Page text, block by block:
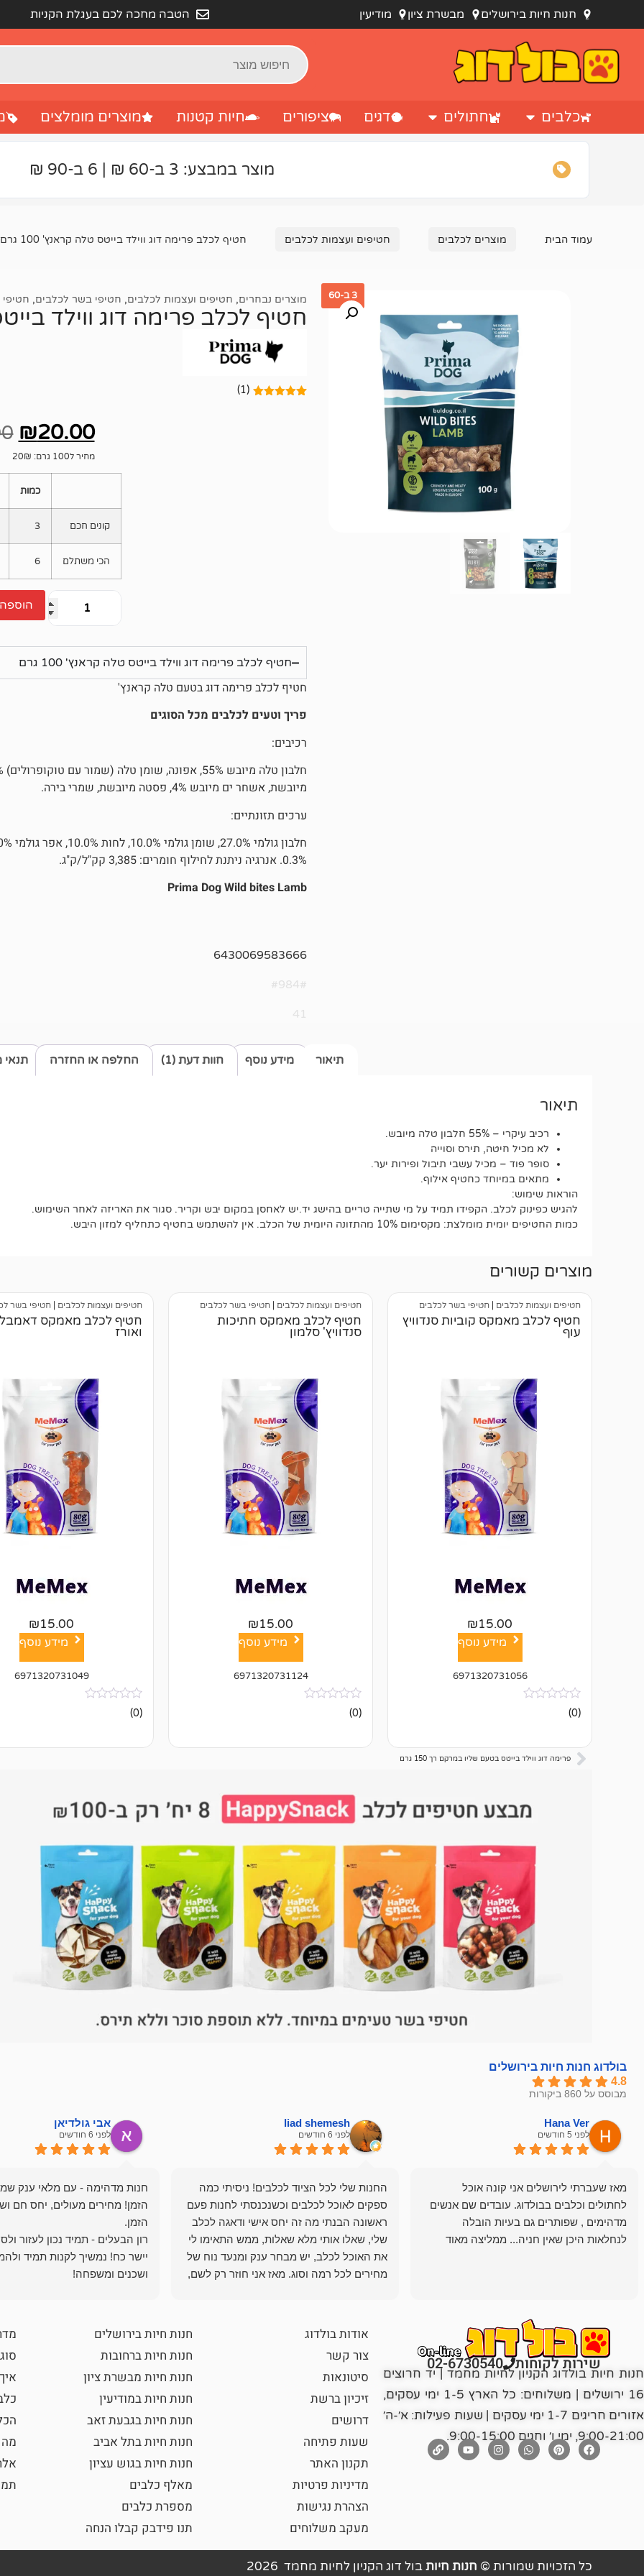
חנות חיות בירושלים מבשרת ציון מודיעין הטבה מחכה לכם בעגלת הקניות
כלבים חתולים דגים ציפורים חיות קטנות מוצרים מומלצים
מוצר במבצע: 3 ב-60 ₪ | 6 ב-90 ₪
עמוד הבית מוצרים לכלבים חטיפים ועצמות לכלבים חטיף לכלב פרימה דוג ווילד בייטס טלה קראנץ' 100 גרם
3 ב-60 מוצרים נבחרים, חטיפים ועצמות לכלבים, חטיפי בשר לכלבים,
חטיף לכלב פרימה דוג ווילד בייטס
(1)
₪20.00
מחיר ל100 גרם: 20₪
כמות
קונים חכם 3
הכי משתלם 6
חטיף לכלב פרימה דוג ווילד בייטס טלה קראנץ' 100 גרם
חטיף לכלב פרימה דוג בטעם טלה קראנץ'
פריך וטעים לכלבים מכל הסוגים
רכיבים:
מיובשת, אשחר ים מיובש 4%, פסטה מיובשת, שמרי בירה.
ערכים תזונתיים:
0.3%. אנרגיה ניתנת לחילוף חומרים: 3,385 קק"ל/ק"ג.
Prima Dog Wild bites Lamb
6430069583666
#984#
41
תיאור מידע נוסף חוות דעת (1) החלפה או החזרה
תיאור
רכיב עיקרי – 55% חלבון טלה מיובש.
לא מכיל חיטה, תירס וסוייה
סופר פוד – מכיל עשבי תיבול ופירות יער.
מתאים במיוחד כחטיף אילוף.
הוראות שימוש:
להגיש כפינוק לכלב. הקפידו תמיד על מי שתייה טריים בהישג יד.יש לאחסן במקום יבש וקריר. סגור את האריזה לאחר השימוש.
כמות החטיפים יומית מומלצת: מקסימום 10% מהתזונה היומית של הכלב. אין להשתמש בחטיף כתחליף למזון היבש.
מוצרים קשורים
חטיפים ועצמות לכלבים חטיפי בשר לכלבים
חטיף לכלב מאמקס קוביות סנדוויץ
עוף
₪15.00
מידע נוסף
6971320731056
אין
ביקורות
(0)
חטיפים ועצמות לכלבים חטיפי בשר לכלבים
חטיף לכלב מאמקס חתיכות
סנדוויץ' סלמון
₪15.00
מידע נוסף
6971320731124
אין
ביקורות
(0)
חטיפים ועצמות לכלבים חטיפי בשר
חטיף לכלב מאמקס דאמבל
ואורז
₪15.00
מידע נוסף
6971320731049
אין
ביקורות
(0)
פרימה דוג ווילד בייטס בטעם שליו במרקם רך 150 גרם
בולדוג חנות חיות בירושלים
4.8
מבוסס על 860 ביקורות
Hana Ver
לפני 5 חודשים
מאז שעברתי לירושלים אני קונה אוכל
לחתולים וכלבים בבולדוג. עובדים שם אנשים
מדהימים , שפותרים גם בעיות הובלה
לנחלאות היכן שאין חניה... ממליצה מאוד
liad shemesh
לפני 6 חודשים
החנות שלי לכל הציוד לכלבים! ניסיתי כמה
ספקים לאוכל לכלבים וכשנכנסתי לחנות פעם
ראשונה הבנתי מה זה יחס אישי ודאגה לכלב
שלי, שאלו אותי מלא שאלות, ממש התאימו לי
את האוכל לכלב, יש מבחר ענק ומנעד נוח של
מחירים לכל רמה וסוג. מאז אני חוזר רק לשם,
אבי גולדיאן
לפני 6 חודשים
חנות מדהימה - עם מלאי ענק
הזמן! מחירים מעולים, יחס חם
רון הבעלים - תמיד נכון לעזור
יישר כח! נמשיך לקנות תמיד
ושכנים ומשפחה!
שירות לקוחות 02-6730540
חנות חיות בולדוג הקניון לחיות מחמד | יד חרוצים
16 ירושלים | משלוחים: כל הארץ 1-5 ימי עסקים,
אזורים חריגים 1-7 ימי עסקים | שעות פעילות: א׳-ה׳
9:00-21:00, ימי ו׳ וחגים 9:00-15:00.
אודות בולדוג
צור קשר
סיטונאות
זיכיון ברשת
דרושים
שעות פתיחה
תקנון האתר
מדיניות פרטיות
הצהרת נגישות
מעקב משלוחים
חנות חיות בירושלים
חנות חיות ברחובות
חנות חיות מבשרת ציון
חנות חיות במודיעין
חנות חיות בגבעת זאב
חנות חיות בתל אביב
חנות חיות בגוש עציון
מאלף כלבים
מספרת כלבים
תנו פידבק קבלו הנחה
כל הזכויות שמורות © חנות חיותבול דוג הקניון לחיות מחמד 2026